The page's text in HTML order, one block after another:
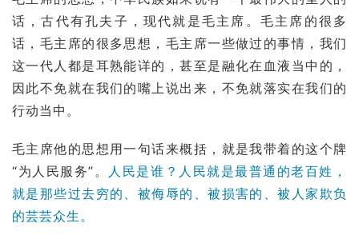
话，古代有孔夫子，现代就是毛主席。毛主席的很多
话，毛主席的很多思想，毛主席一些做过的事情，我们
这一代人都是耳熟能详的，甚至是融化在血液当中的，
因此不免就在我们的嘴上说出来，不免就落实在我们的
行动当中。
毛主席他的思想用一句话来概括，就是我带着的这个牌
“为人民服务”。 人民是谁？人民就是最普通的老百姓，
就是那些过去穷的、被侮辱的、被损害的、被人家欺负
的芸芸众生。